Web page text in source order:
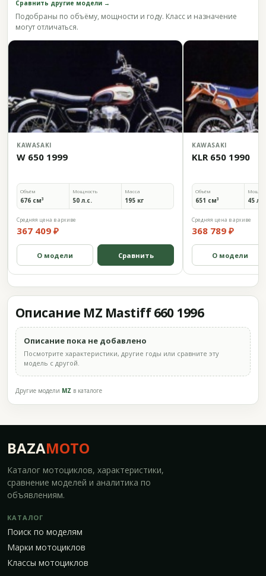
Сравнить другие модели →
Подобраны по объёму, мощности и году. Класс и назначение
могут отличаться.
KAWASAKI
W 650 1999
Объём
676 см³
Мощность
50 л.с.
Масса
195 кг
Средняя цена в архиве
367 409 ₽
О модели Сравнить
KAWASAKI
KLR 650 1990
Объём
651 см³ 45
Средняя цена в архиве
368 789 ₽
О модели
Описание MZ Mastiff 660 1996
Описание пока не добавлено
Посмотрите характеристики, другие годы или сравните эту
модель с другой.
Другие модели MZ в каталоге
BAZAMOTO
Каталог мотоциклов, характеристики,
сравнение моделей и аналитика по
объявлениям.
КАТАЛОГ
Поиск по моделям
Марки мотоциклов
Классы мотоциклов